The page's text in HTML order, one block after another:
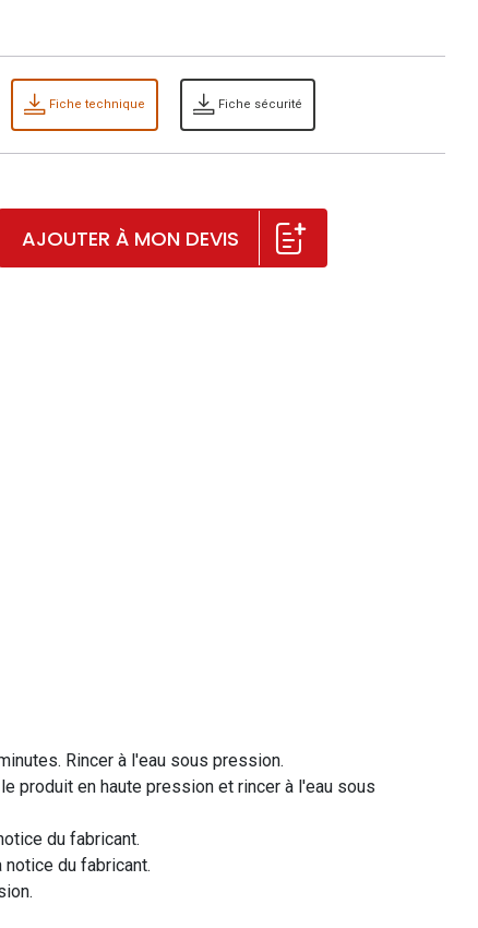
Fiche technique Fiche sécurité
AJOUTER À MON DEVIS
Rincer à l'eau sous pression.
produit en haute pression et rincer à l'eau sous
du fabricant.
du fabricant.